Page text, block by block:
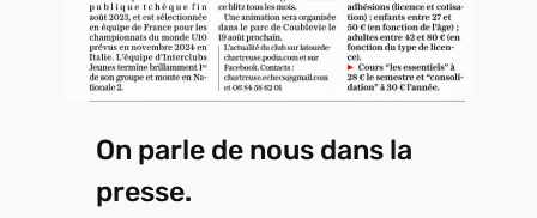
On parle de nous dans la
presse.